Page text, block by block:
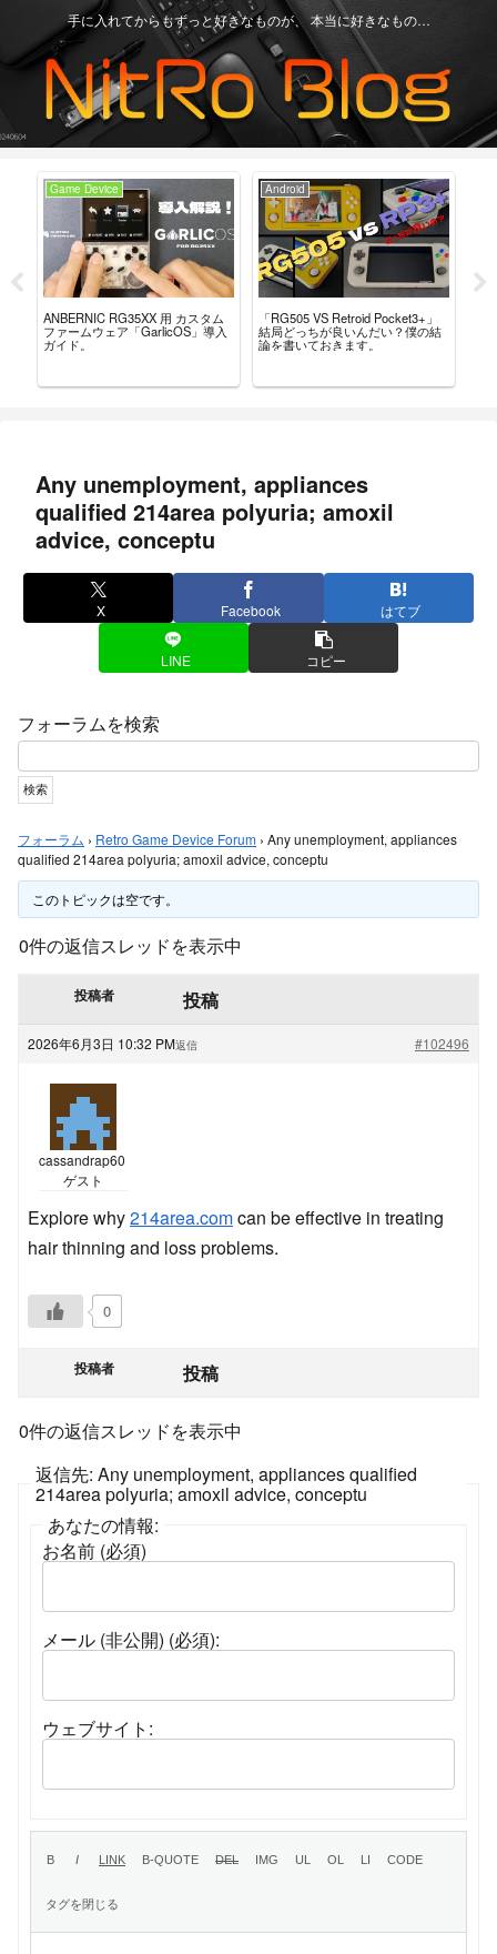
手に入れてからもずっと好きなものが、 本当に好きなもの…
Game Device
ANBERNIC RG35XX 用 カスタム
ファームウェア「GarlicOS」導入
ガイド。
Android
「RG505 VS Retroid Pocket3+」
結局どっちが良いんだい？僕の結
論を書いておきます。
Any unemployment, appliances
qualified 214area polyuria; amoxil
advice, conceptu
X Facebook はてブ
LINE コピー
フォーラムを検索
フォーラム › Retro Game Device Forum › Any unemployment, appliances
qualified 214area polyuria; amoxil advice, conceptu
このトピックは空です。
0件の返信スレッドを表示中
投稿者 投稿
2026年6月3日 10:32 PM #102496
返信
cassandrap60
ゲスト
Explore why214area.comcan be effective in treating
hair thinning and loss problems.
0
投稿者 投稿
0件の返信スレッドを表示中
返信先: Any unemployment, appliances qualified
214area polyuria; amoxil advice, conceptu
あなたの情報:
お名前 (必須)
メール (非公開) (必須):
ウェブサイト: